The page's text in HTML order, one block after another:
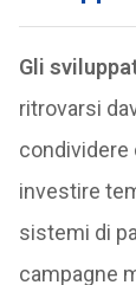
Gli
ritrovarsi
condividere
investire
sistemi di
campagne